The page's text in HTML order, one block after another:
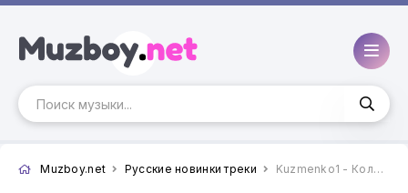
Muzboy.net Русские новинки треки Kuzmenko1 - Колючая роза